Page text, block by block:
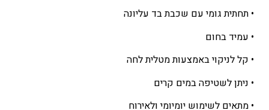
• תחתית גומי עם שכבת בד עליונה
• עמיד בחום
• קל לניקוי באמצעות מטלית לחה
• ניתן לשטיפה במים קרים
• מתאים לשימוש יומיומי ולאירוח